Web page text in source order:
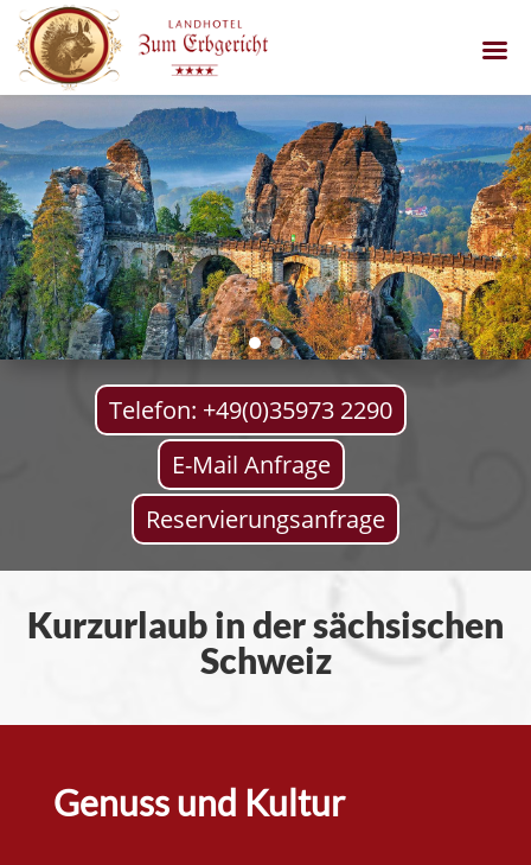
Telefon: +49(0)35973 2290
E-Mail Anfrage
Reservierungsanfrage
Kurzurlaub in der sächsischen
Schweiz
Genuss und Kultur